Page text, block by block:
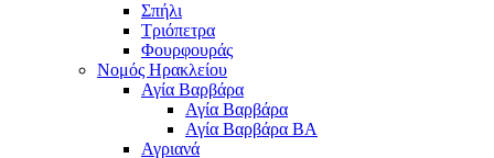
Σπήλι
Τριόπετρα
Φουρφουράς
Νομός Ηρακλείου
Αγία Βαρβάρα
Αγία Βαρβάρα
Αγία Βαρβάρα ΒΑ
Αγριανά